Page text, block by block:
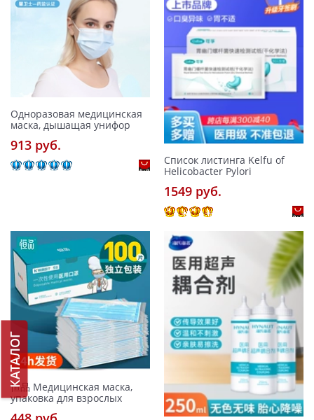
КАТАЛОГ
Одноразовая медицинская
маска, дышащая унифор
913 pуб.
Список листинга Kelfu of
Helicobacter Pylori
1549 pуб.
恒品 Медицинская маска,
упаковка для взрослых